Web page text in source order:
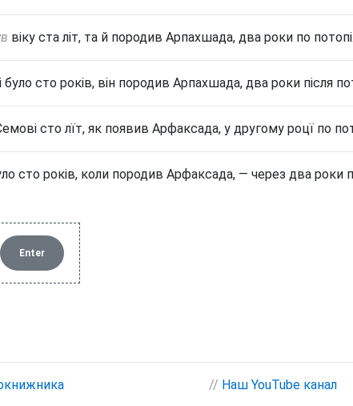
віку ста літ, та й породив Арпахшада, два роки по потопі.
сто років, він породив Арпахшада, два роки після
сто лїт, як появив Арфаксада, у другому роцї по
сто років, коли породив Арфаксада, — через два роки
Enter
// Наш YouTube канал